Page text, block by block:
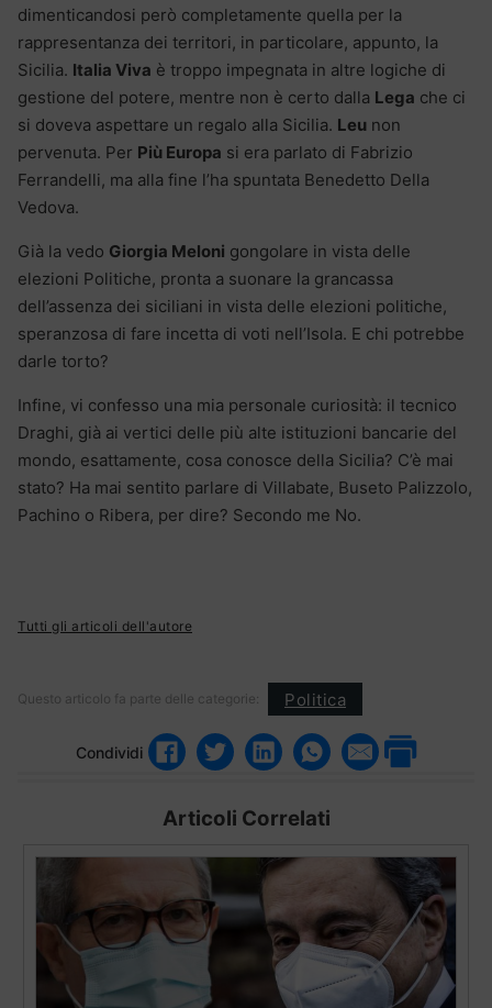
dimenticandosi però completamente quella per la
rappresentanza dei territori, in particolare, appunto, la
Sicilia. Italia Viva è troppo impegnata in altre logiche di
gestione del potere, mentre non è certo dalla Lega che ci
si doveva aspettare un regalo alla Sicilia. Leu non
pervenuta. Per Più Europa si era parlato di Fabrizio
Ferrandelli, ma alla fine l’ha spuntata Benedetto Della
Vedova.
Già la vedo Giorgia Meloni gongolare in vista delle
elezioni Politiche, pronta a suonare la grancassa
dell’assenza dei siciliani in vista delle elezioni politiche,
speranzosa di fare incetta di voti nell’Isola. E chi potrebbe
darle torto?
Infine, vi confesso una mia personale curiosità: il tecnico
Draghi, già ai vertici delle più alte istituzioni bancarie del
mondo, esattamente, cosa conosce della Sicilia? C’è mai
stato? Ha mai sentito parlare di Villabate, Buseto Palizzolo,
Pachino o Ribera, per dire? Secondo me No.
Tutti gli articoli dell'autore
Questo articolo fa parte delle categorie: Politica
Condividi
Articoli Correlati